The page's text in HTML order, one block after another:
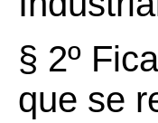
§ 2º
que se